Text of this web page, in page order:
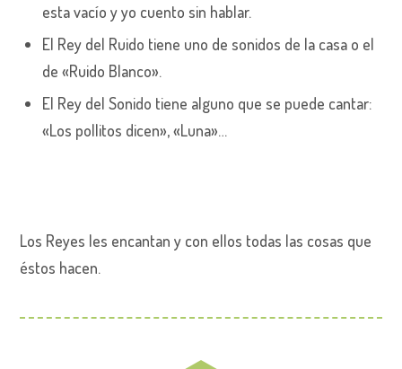
esta vacío y yo cuento sin hablar.
El Rey del Ruido tiene uno de sonidos de la casa o el
de «Ruido Blanco».
El Rey del Sonido tiene alguno que se puede cantar:
«Los pollitos dicen», «Luna»…
Los Reyes les encantan y con ellos todas las cosas que
éstos hacen.